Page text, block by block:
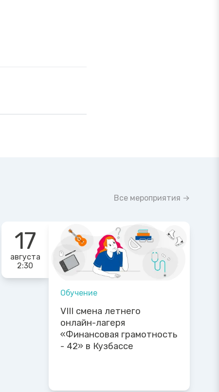
Все мероприятия →
17
августа
2:30
Обучение
VIII смена летнего
онлайн-лагеря
«Финансовая грамотность
- 42» в Кузбассе